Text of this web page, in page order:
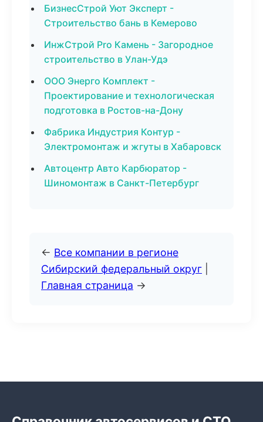
БизнесСтрой Уют Эксперт -
Строительство бань в Кемерово
ИнжСтрой Pro Камень - Загородное
строительство в Улан-Удэ
ООО Энерго Комплект -
Проектирование и технологическая
подготовка в Ростов-на-Дону
Фабрика Индустрия Контур -
Электромонтаж и жгуты в Хабаровск
Автоцентр Авто Карбюратор -
Шиномонтаж в Санкт-Петербург
← Все компании в регионе
Сибирский федеральный округ
Главная страница →